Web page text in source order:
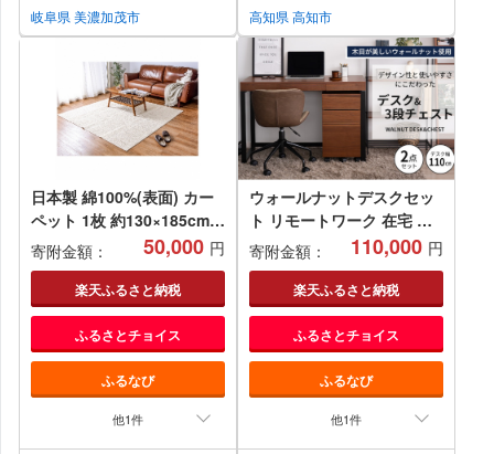
岐阜県 美濃加茂市 高知県 高知市
日本製 綿100%(表面) カー
ペット 1枚 約130×185cm
240626700型
寄附金額： 50,000 円
楽天ふるさと納税
ふるさとチョイス
ふるなび
他1件
ウォールナットデスクセッ
ト リモートワーク 在宅 テ
レワーク パソコンデスク 学
習机 ワークデスク 引き出し
付き チェスト付き 収納 ブ
ラウン 家具 サイドテーブル
デスク 机 テーブル 市場家
具 いちば イチバ ICHIBA
koti インテリア 家具
寄附金額： 110,000 円
楽天ふるさと納税
ふるさとチョイス
ふるなび
他1件